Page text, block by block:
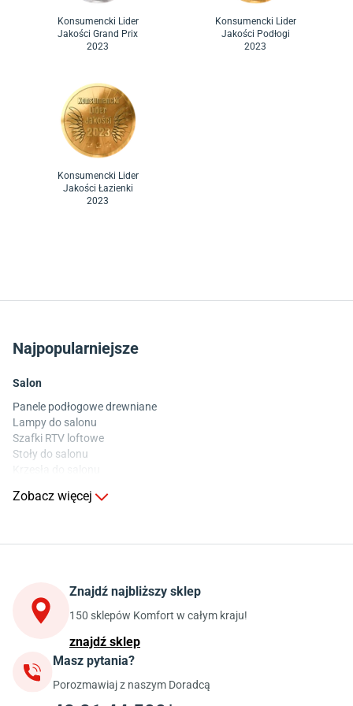
Konsumencki Lider
Jakości Grand Prix
2023
Konsumencki Lider
Jakości Podłogi
2023
Konsumencki Lider
Jakości Łazienki
2023
Najpopularniejsze
Salon
Panele podłogowe drewniane
Lampy do salonu
Szafki RTV loftowe
Stoły do salonu
Stoły do kuchni
Szafki kuchenne wiszące (górne)
Szafki pod zlewozmywak
Blaty kuchenne laminowane
Jadalnia
Stoły do jadalni
Zobacz więcej
Znajdź najbliższy sklep
150 sklepów Komfort w całym kraju!
znajdź sklep
Masz pytania?
Porozmawiaj z naszym Doradcą